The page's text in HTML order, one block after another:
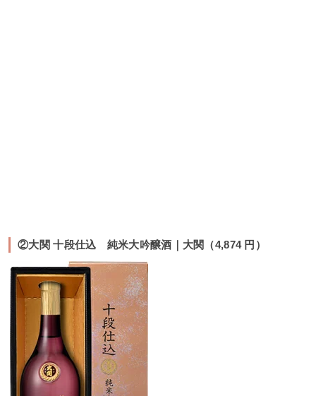
②大関 十段仕込 純米大吟醸酒｜大関（4,874 円）